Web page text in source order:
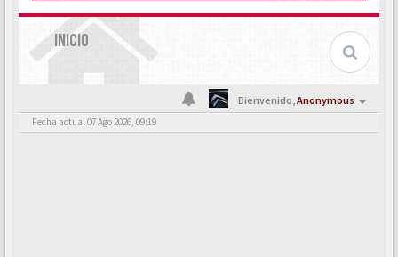
INICIO
Bienvenido,Anonymous
Fecha actual 07 Ago 2026, 09:19